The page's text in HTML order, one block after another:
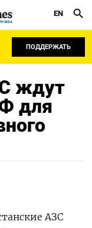
EN
ПОДДЕРЖАТЬ
ждут
для
АЗС